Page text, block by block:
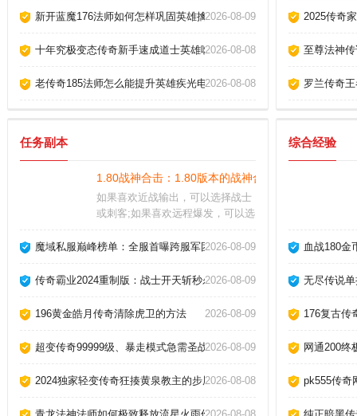
新开蓝魔176法师如何怎样巩固英雄擒龙手2026-08-09
十年究极变态传奇新手速成道士英雄噬血术！
2026-08-08
老传奇185法师怎么能提升英雄疾光电影？2026-08-08
2025传奇
至尊法神
罗兰传奇
任务副本
1.80战神合击：1.80版本的战神合击传奇私服，合击
如果喜欢近战输出，可以选择战士
或刺客;如果喜欢远程爆发，可以选
战获得胜利，从活动奖励中，也可
决随时都会发生的，所有的玩家都
量一番。
魔域私服巅峰榜单：全服首曝跨服军团战实录，王者之争永不落幕！
2026-08-09
传奇霸业2024重制版：战士开天斩秒杀赤月恶魔实录！
2026-08-09
196黄金皓月传奇清除虎卫的方法 2026-08-09
超变传奇99999级、暴走模式急需圣战戒指50枚！
2026-08-09
2024独家轻变传奇狂揍黄泉教主的步履？2026-08-08
综合经验
血战180金
无尽传说
176复古传
网通200终
pk555传奇